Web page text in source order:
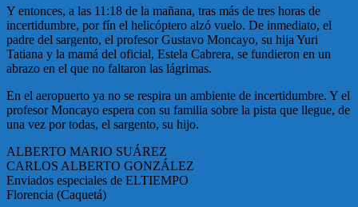
Y entonces, a las 11:18 de la mañana, tras más de tres horas de
incertidumbre, por fín el helicóptero alzó vuelo. De inmediato, el
padre del sargento, el profesor Gustavo Moncayo, su hija Yuri
Tatiana y la mamá del oficial, Estela Cabrera, se fundieron en un
abrazo en el que no faltaron las lágrimas.
En el aeropuerto ya no se respira un ambiente de incertidumbre. Y el
profesor Moncayo espera con su familia sobre la pista que llegue, de
una vez por todas, el sargento, su hijo.
ALBERTO MARIO SUÁREZ
CARLOS ALBERTO GONZÁLEZ
Enviados especiales de ELTIEMPO
Florencia (Caquetá)